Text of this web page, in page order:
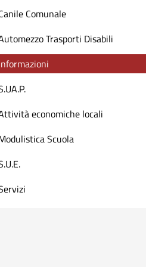
Comunale
Trasporti Disabili
economiche locali
Scuola